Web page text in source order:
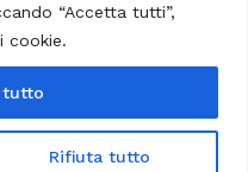
“Accetta tutti”,
cookie.
Rifiuta tutto
tutto
Reserved